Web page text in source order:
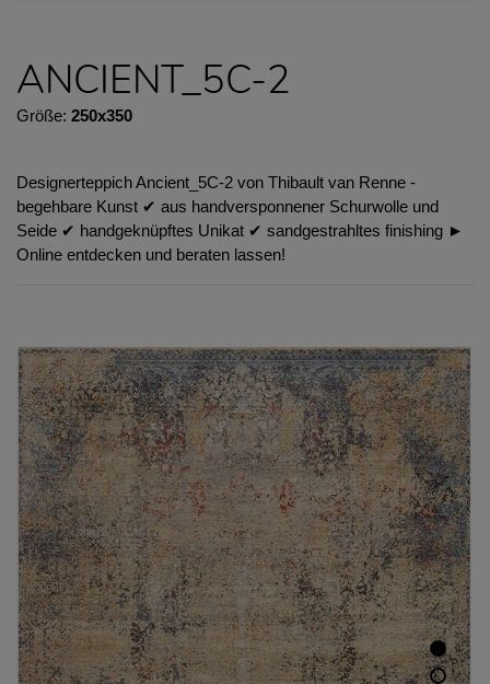
ANCIENT_5C-2
Größe: 250x350
Designerteppich Ancient_5C-2 von Thibault van Renne -
begehbare Kunst ✔︎ aus handversponnener Schurwolle und
Seide ✔︎ handgeknüpftes Unikat ✔︎ sandgestrahltes finishing ►
Online entdecken und beraten lassen!